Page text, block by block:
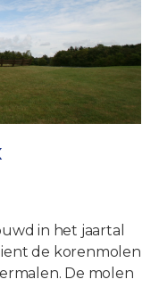
in het jaartal
de korenmolen
De molen